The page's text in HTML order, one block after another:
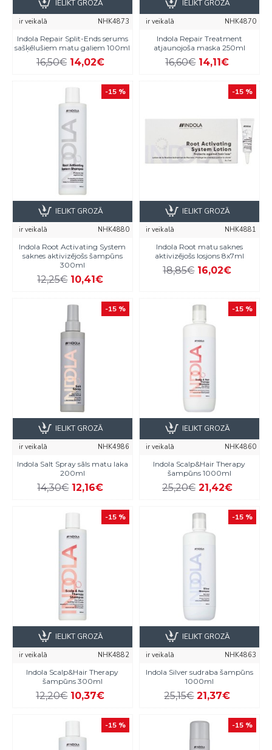
ir veikalā
NHK4873
Indola Repair Split-Ends serums
sašķēlušiem matu galiem 100ml
16,50€ 14,02€
IELIKT GROZĀ
ir veikalā
NHK4870
Indola Repair Treatment
atjaunojoša maska 250ml
16,60€ 14,11€
IELIKT GROZĀ
-15 %
ir veikalā
NHK4880
Indola Root Activating System
saknes aktivizējošs šampūns
300ml
12,25€ 10,41€
IELIKT GROZĀ
-15 %
ir veikalā
NHK4881
Indola Root matu saknes
aktivizējošs losjons 8x7ml
18,85€ 16,02€
IELIKT GROZĀ
-15 %
ir veikalā
NHK4986
Indola Salt Spray sāls matu laka
200ml
14,30€ 12,16€
IELIKT GROZĀ
-15 %
ir veikalā
NHK4860
Indola Scalp&Hair Therapy
šampūns 1000ml
25,20€ 21,42€
IELIKT GROZĀ
-15 %
ir veikalā
NHK4882
Indola Scalp&Hair Therapy
šampūns 300ml
12,20€ 10,37€
IELIKT GROZĀ
-15 %
ir veikalā
NHK4863
Indola Silver sudraba šampūns
1000ml
25,15€ 21,37€
IELIKT GROZĀ
-15 % -15 %